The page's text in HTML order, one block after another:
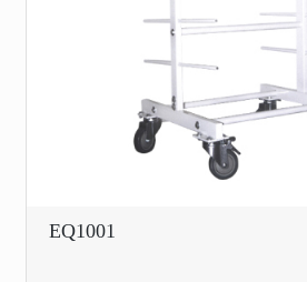
EQ1001